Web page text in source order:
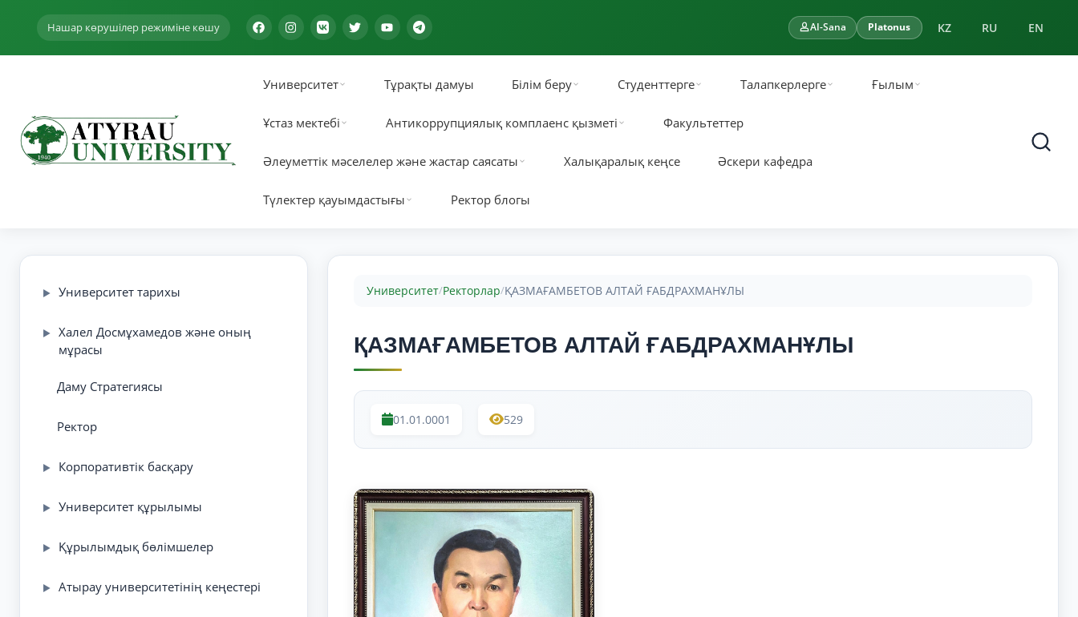
Нашар көрушілер режиміне көшу AI-Sana Platonus KZ RU EN
Университет Тұрақты дамуы Білім беру Студенттерге Талапкерлерге Ғылым
Ұстаз мектебі Антикоррупциялық комплаенс қызметі Факультеттер
Әлеуметтік мәселелер және жастар саясаты Халықаралық кеңсе Әскери кафедра
Түлектер қауымдастығы Ректор блогы
▶ Университет тарихы
▶
Халел Досмұхамедов және оның
мұрасы
Даму Стратегиясы
Ректор
▶ Корпоративтік басқару
▶ Университет құрылымы
▶ Құрылымдық бөлімшелер
▶ Атырау университетінің кеңестері
Университет/Ректорлар/ҚАЗМАҒАМБЕТОВ АЛТАЙ ҒАБДРАХМАНҰЛЫ
ҚАЗМАҒАМБЕТОВ АЛТАЙ ҒАБДРАХМАНҰЛЫ
01.01.0001 529